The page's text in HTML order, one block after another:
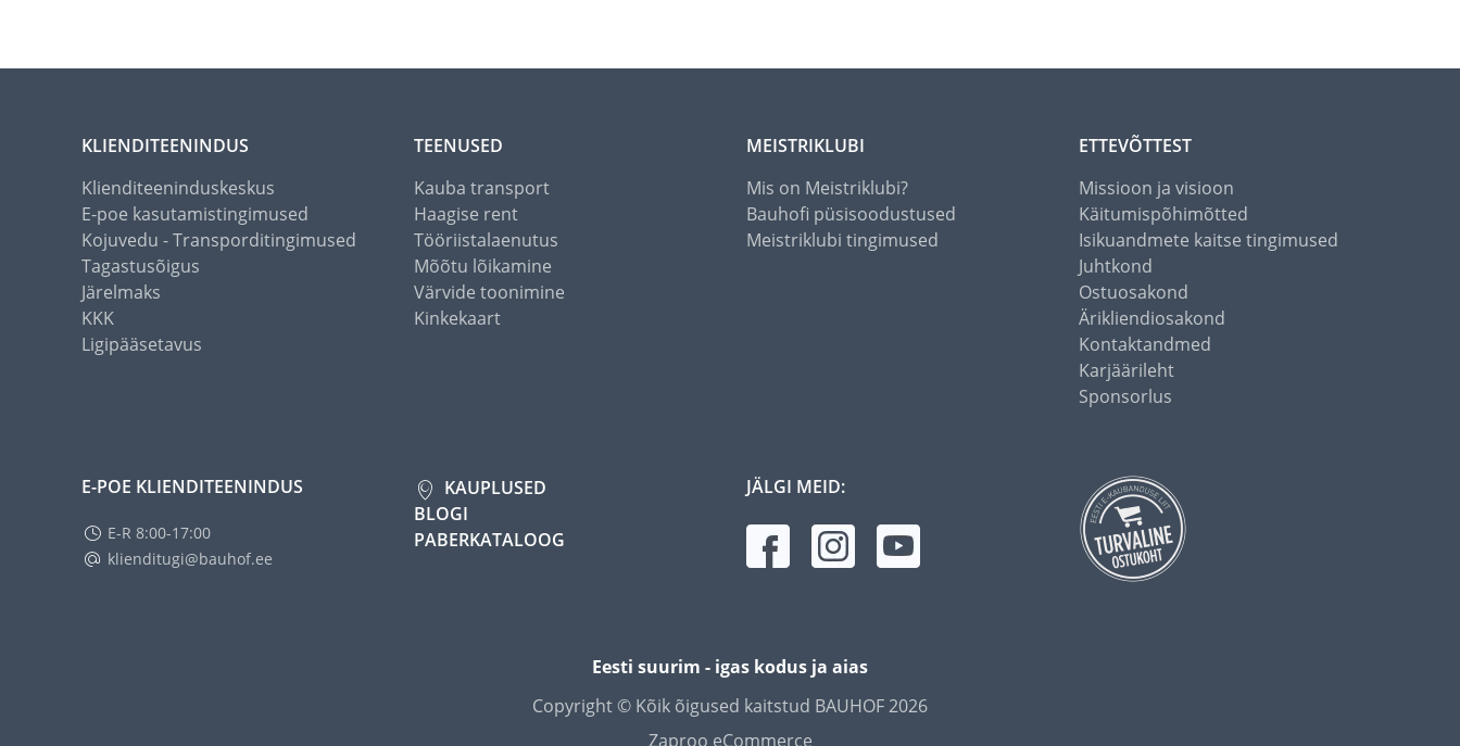
KLIENDITEENINDUS
Klienditeeninduskeskus
E-poe kasutamistingimused
Kojuvedu - Transporditingimused
Tagastusõigus
Järelmaks
KKK
Ligipääsetavus
TEENUSED
Kauba transport
Haagise rent
Tööriistalaenutus
Mõõtu lõikamine
Värvide toonimine
Kinkekaart
MEISTRIKLUBI
Mis on Meistriklubi?
Bauhofi püsisoodustused
Meistriklubi tingimused
ETTEVÕTTEST
Missioon ja visioon
Käitumispõhimõtted
Isikuandmete kaitse tingimused
Juhtkond
Ostuosakond
Ärikliendiosakond
Kontaktandmed
Karjäärileht
Sponsorlus
E-POE KLIENDITEENINDUS
E-R 8:00-17:00
klienditugi@bauhof.ee
KAUPLUSED
BLOGI
PABERKATALOOG
JÄLGI MEID:
Eesti suurim - igas kodus ja aias
Copyright © Kõik õigused kaitstud BAUHOF 2026
Zaproo eCommerce